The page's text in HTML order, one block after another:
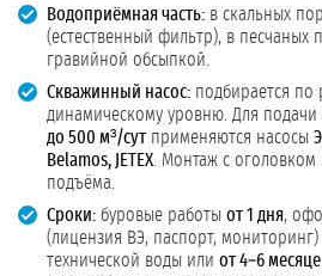
Водоприёмная часть: в скальных
(естественный фильтр), в песчаных
гравийной обсыпкой.
Скважинный насос: подбирается по
динамическому уровню. Для
до 500 м³/сут применяются насосы
Belamos, JETEX . Монтаж с
подъёма.
Сроки: буровые работы от 1 дня,
(лицензия ВЭ, паспорт, мониторинг)
технической воды или от 4–6